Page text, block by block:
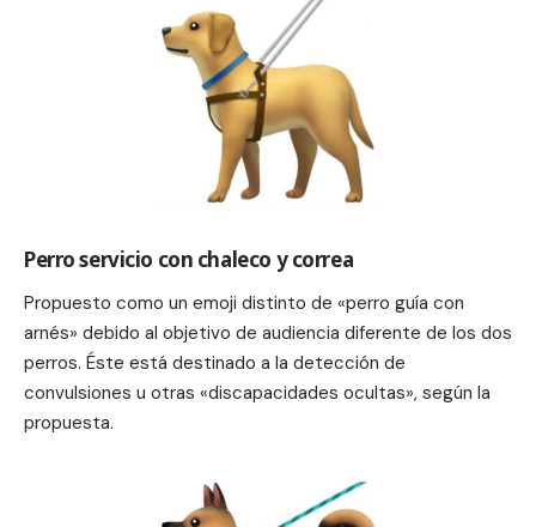
Perro servicio con chaleco y correa
Propuesto como un emoji distinto de «perro guía con
arnés» debido al objetivo de audiencia diferente de los dos
perros. Éste está destinado a la detección de
convulsiones u otras «discapacidades ocultas», según la
propuesta.